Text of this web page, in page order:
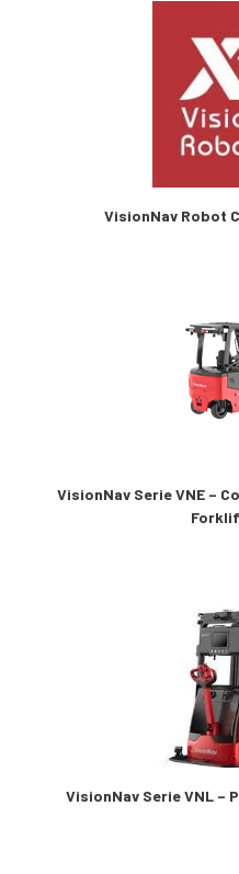
VisionNav Robot
VisionNav Serie VNE –
VisionNav Serie VNL –